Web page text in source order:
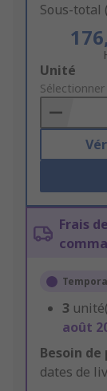
Sous-total
Add
to
Basket
Unité
Frais
3
août
Besoin de
dates de